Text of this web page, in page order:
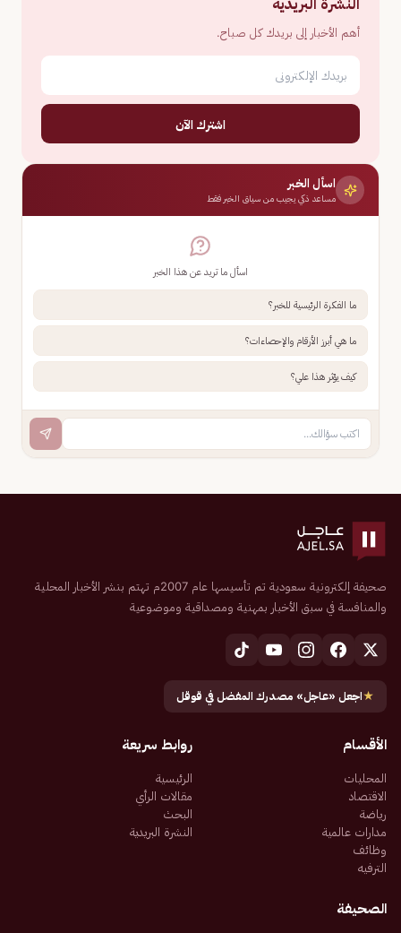
النشرة البريدية
أهم الأخبار إلى بريدك كل صباح.
اشترك الآن
اسأل الخبر
مساعد ذكي يجيب من سياق الخبر فقط
اسأل ما تريد عن هذا الخبر
ما الفكرة الرئيسية للخبر؟
ما هي أبرز الأرقام والإحصاءات؟
كيف يؤثر هذا علي؟
صحيفة إلكترونية سعودية تم تأسيسها عام 2007م تهتم بنشر الأخبار المحلية
والمنافسة في سبق الأخبار بمهنية ومصداقية وموضوعية
★اجعل «عاجل» مصدرك المفضل في قوقل
الأقسام
المحليات
الاقتصاد
رياضة
مدارات عالمية
وظائف
الترفيه
روابط سريعة
الرئيسية
مقالات الرأي
البحث
النشرة البريدية
الصحيفة